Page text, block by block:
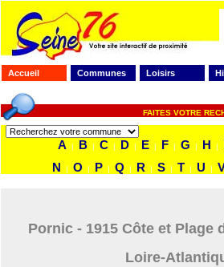
Accueil Communes Loisirs
FAITES VOTRE
A | B | C | D | E | F | G | H |
N
| O | P | Q | R | S | T | U |
Pornic - 1915 Côte et Plage
Loire-